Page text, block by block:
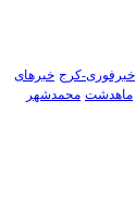
خبرفوری-کرج خبرهای
ماهدشت محمدشهر